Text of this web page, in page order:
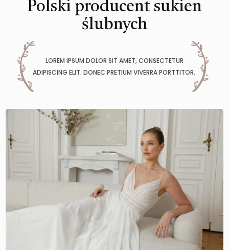
Polski producent sukien
ślubnych
LOREM IPSUM DOLOR SIT AMET, CONSECTETUR
ADIPISCING ELIT. DONEC PRETIUM VIVERRA PORTTITOR.